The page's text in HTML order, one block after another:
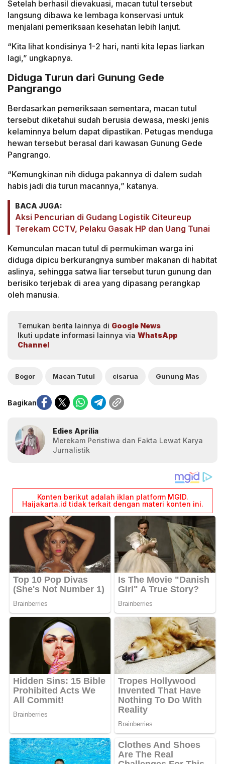
Setelah berhasil dievakuasi, macan tutul tersebut
langsung dibawa ke lembaga konservasi untuk
menjalani pemeriksaan kesehatan lebih lanjut.
“Kita lihat kondisinya 1-2 hari, nanti kita lepas liarkan
lagi,” ungkapnya.
Diduga Turun dari Gunung Gede
Pangrango
Berdasarkan pemeriksaan sementara, macan tutul
tersebut diketahui sudah berusia dewasa, meski jenis
kelaminnya belum dapat dipastikan. Petugas menduga
hewan tersebut berasal dari kawasan Gunung Gede
Pangrango.
“Kemungkinan nih diduga pakannya di dalem sudah
habis jadi dia turun macannya,” katanya.
BACA JUGA:
Aksi Pencurian di Gudang Logistik Citeureup
Terekam CCTV, Pelaku Gasak HP dan Uang Tunai
Kemunculan macan tutul di permukiman warga ini
diduga dipicu berkurangnya sumber makanan di habitat
aslinya, sehingga satwa liar tersebut turun gunung dan
berisiko terjebak di area yang dipasang perangkap
oleh manusia.
Temukan berita lainnya di Google News
Ikuti update informasi lainnya via WhatsApp
Channel
Bogor Macan Tutul cisarua Gunung Mas
Bagikan
Edies Aprilia
Merekam Peristiwa dan Fakta Lewat Karya
Jurnalistik